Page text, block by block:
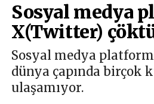
Sosyal medya
X(Twitter)
Sosyal medya
dünya çapında birçok
ulaşamıyor.